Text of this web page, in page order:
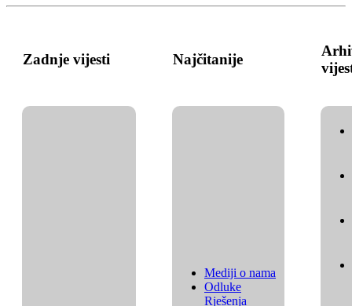
Zadnje vijesti Najčitanije
Mediji o nama
Odluke
Rješenja